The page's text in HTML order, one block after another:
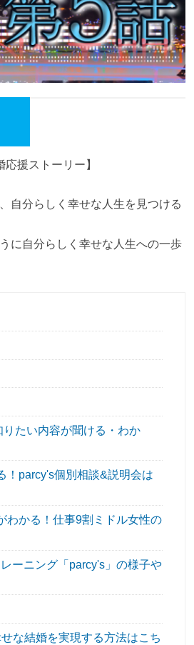
援ストーリー】
自分らしく幸せな人生を見つける
に自分らしく幸せな人生への一歩
たい内容が聞ける・わか
！parcy's個別相談&説明会は
わかる！仕事9割ミドル女性の
ーニング「parcy's」の様子や
な結婚を実現する方法はこち